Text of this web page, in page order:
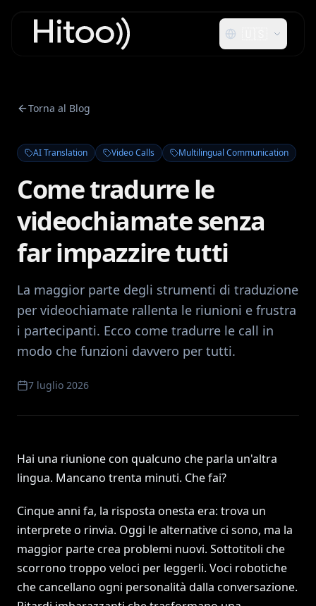
Torna al Blog
AI Translation Video Calls Multilingual Communication
Come tradurre le
videochiamate senza
far impazzire tutti
La maggior parte degli strumenti di traduzione
per videochiamate rallenta le riunioni e frustra
i partecipanti. Ecco come tradurre le call in
modo che funzioni davvero per tutti.
7 luglio 2026
Hai una riunione con qualcuno che parla un'altra
lingua. Mancano trenta minuti. Che fai?
Cinque anni fa, la risposta onesta era: trova un
interprete o rinvia. Oggi le alternative ci sono, ma la
maggior parte crea problemi nuovi. Sottotitoli che
scorrono troppo veloci per leggerli. Voci robotiche
che cancellano ogni personalità dalla conversazione.